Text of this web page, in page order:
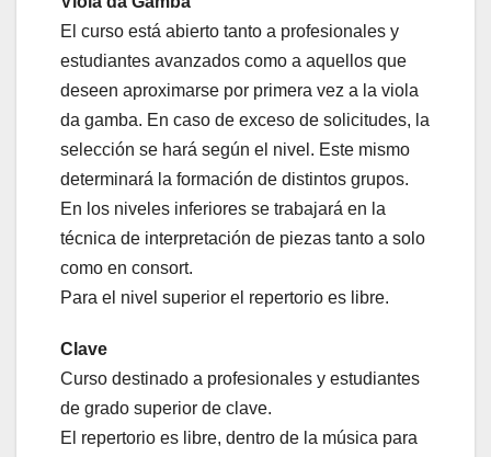
El curso está abierto tanto a profesionales y
estudiantes avanzados como a aquellos que
deseen aproximarse por primera vez a la viola
da gamba. En caso de exceso de solicitudes, la
selección se hará según el nivel. Este mismo
determinará la formación de distintos grupos.
En los niveles inferiores se trabajará en la
técnica de interpretación de piezas tanto a solo
como en consort.
Para el nivel superior el repertorio es libre.
Clave
Curso destinado a profesionales y estudiantes
de grado superior de clave.
El repertorio es libre, dentro de la música para